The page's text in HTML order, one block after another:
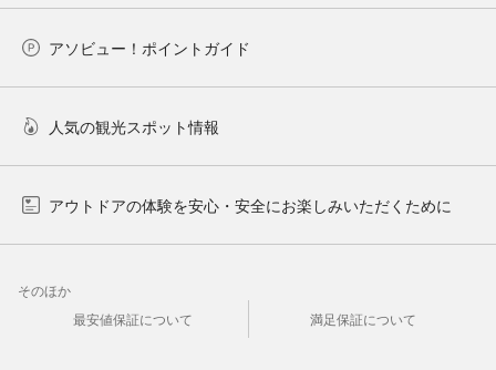
アソビュー！ポイントガイド
人気の観光スポット情報
アウトドアの体験を安心・安全にお楽しみいただくために
そのほか
最安値保証について
満足保証について